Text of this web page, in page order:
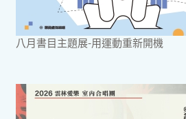
八月書目主題展-用運動重新開機